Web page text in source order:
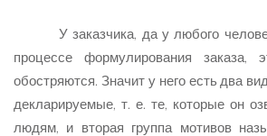
У заказчика, да у любого
процессе формулирования заказа,
обостряются. Значит у него есть два
декларируемые, т. е. те, которые он
людям, и вторая группа мотивов